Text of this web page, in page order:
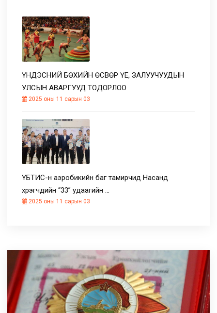
ҮНДЭСНИЙ БӨХИЙН ӨСВӨР ҮЕ, ЗАЛУУЧУУДЫН
УЛСЫН АВАРГУУД ТОДОРЛОО
2025 оны 11 сарын 03
ҮБТИС-н аэробикийн баг тамирчид Насанд
хүрэгчдийн “33” удаагийн …
2025 оны 11 сарын 03